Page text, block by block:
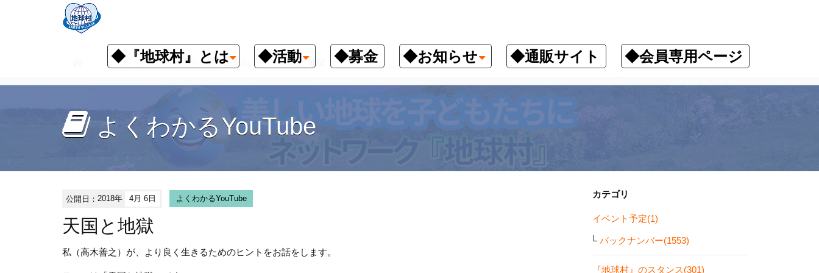
◆『地球村』とは ◆活動 ◆募金 ◆お知らせ ◆通販サイト ◆会員専用ページ
お知らせ よくわかるYouTube 天国と地獄
よくわかるYouTube
公開日：2018年 4月 6日 よくわかるYouTube
天国と地獄
私（高木善之）が、より良く生きるためのヒントをお話をします。
カテゴリ
イベント予定(1)
バックナンバー(1553)
『地球村』のスタンス(301)